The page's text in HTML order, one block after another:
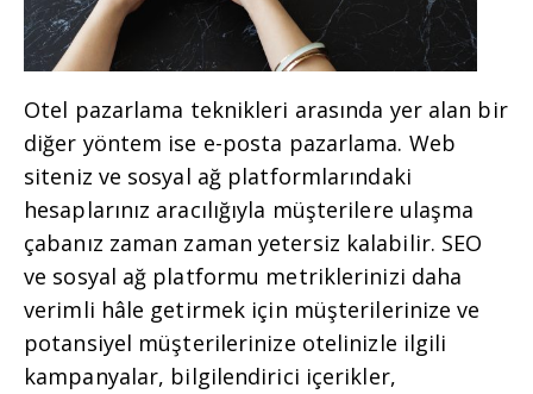
Otel pazarlama teknikleri arasında yer alan bir
diğer yöntem ise e-posta pazarlama. Web
siteniz ve sosyal ağ platformlarındaki
hesaplarınız aracılığıyla müşterilere ulaşma
çabanız zaman zaman yetersiz kalabilir. SEO
ve sosyal ağ platformu metriklerinizi daha
verimli hâle getirmek için müşterilerinize ve
potansiyel müşterilerinize otelinizle ilgili
kampanyalar, bilgilendirici içerikler,